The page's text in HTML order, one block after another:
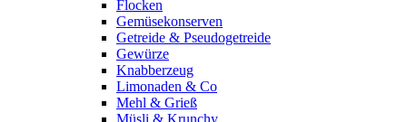
Flocken
Gemüsekonserven
Getreide & Pseudogetreide
Gewürze
Knabberzeug
Limonaden & Co
Mehl & Grieß
Müsli & Krunchy